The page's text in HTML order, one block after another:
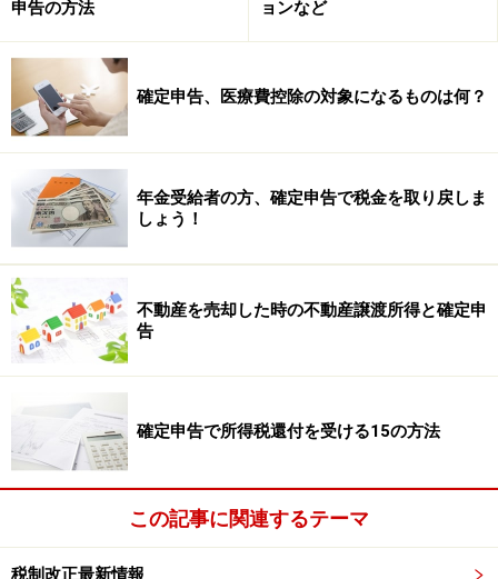
この場合、その年の決算までに費用にできる家賃は24ヵ
月分の1,920万円ということになるわけです。決算に与え
る影響がいかに大きいかが理解できるはずです。
するときに合わせて１ケ月分ほどの家賃をまけてもらえ
ないかという提案もしてみるといいでしょう。
家主としては、早期資金回収ができるのとその間退室リ
スクがなくなるわけですから歓迎されると思います。
＞要件とは・・・
※記事内容は執筆時点のものです。最新の内容をご確認くださ
1/2
申告の方法
ョンなど
確定申告、医療費控除の対象になるものは何？
年金受給者の方、確定申告で税金を取り戻しま
しょう！
不動産を売却した時の不動産譲渡所得と確定申
告
確定申告で所得税還付を受ける15の方法
この記事に関連するテーマ
税制改正最新情報